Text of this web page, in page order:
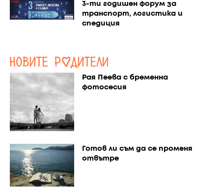
3-ти годишен форум за
транспорт, логистика и
спедиция
Рая Пеева с бременна
фотосесия
Готов ли съм да се променя
отвътре